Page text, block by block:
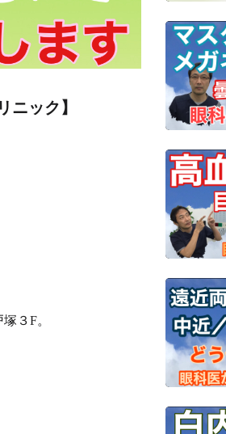
ニック】
３F。